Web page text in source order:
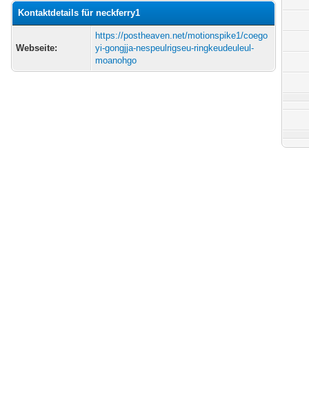
Kontaktdetails für neckferry1
Webseite:
https://postheaven.net/motionspike1/coego
yi-gongjja-nespeulrigseu-ringkeudeuleul-
moanohgo